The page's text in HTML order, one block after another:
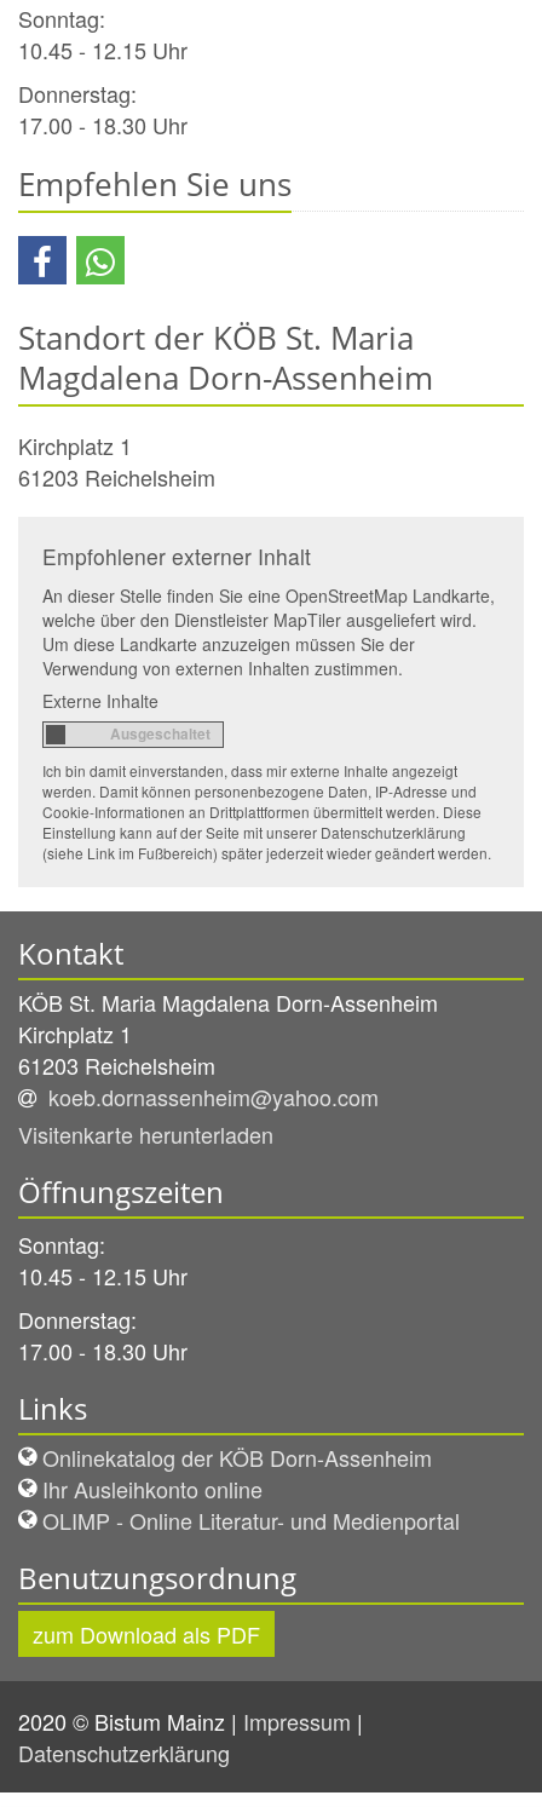
Sonntag:
10.45 - 12.15 Uhr
Donnerstag:
17.00 - 18.30 Uhr
Empfehlen Sie uns
Standort der KÖB St. Maria
Magdalena Dorn-Assenheim
Kirchplatz 1
61203 Reichelsheim
Empfohlener externer Inhalt
An dieser Stelle finden Sie eine OpenStreetMap Landkarte,
welche über den Dienstleister MapTiler ausgeliefert wird.
Um diese Landkarte anzuzeigen müssen Sie der
Verwendung von externen Inhalten zustimmen.
Externe Inhalte
Ich bin damit einverstanden, dass mir externe Inhalte angezeigt
werden. Damit können personenbezogene Daten, IP-Adresse und
Cookie-Informationen an Drittplattformen übermittelt werden. Diese
Einstellung kann auf der Seite mit unserer Datenschutzerklärung
(siehe Link im Fußbereich) später jederzeit wieder geändert werden.
Kontakt
KÖB St. Maria Magdalena Dorn-Assenheim
Kirchplatz 1
61203 Reichelsheim
koeb.dornassenheim@yahoo.com
Visitenkarte herunterladen
Öffnungszeiten
Sonntag:
10.45 - 12.15 Uhr
Donnerstag:
17.00 - 18.30 Uhr
Links
Onlinekatalog der KÖB Dorn-Assenheim
Ihr Ausleihkonto online
OLIMP - Online Literatur- und Medienportal
Benutzungsordnung
zum Download als PDF
2020 © Bistum Mainz | Impressum |
Datenschutzerklärung